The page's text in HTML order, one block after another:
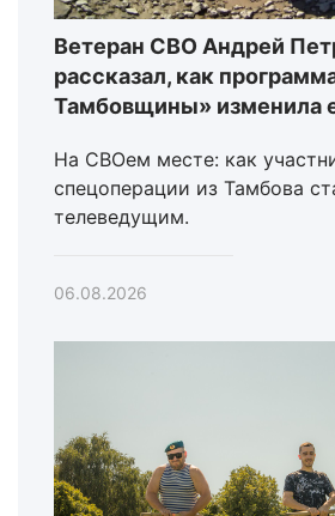
Ветеран СВО Андрей
рассказал, как
Тамбовщины» изменила
На СВОем месте: как
спецоперации из Тамбова
телеведущим.
06.08.2026